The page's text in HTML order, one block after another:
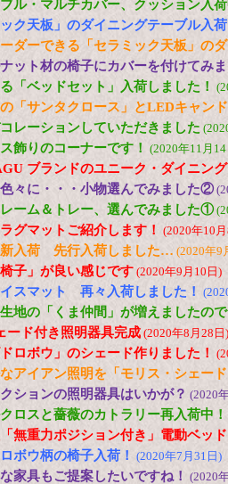
ル・マルチカバー、クッション入
ック天板」のダイニングテーブル入
ダーできる「セラミック天板」の
ット材の椅子にカバーを付けてみ
「ベッドセット」入荷しました！
「サンタクロース」とLEDキャン
レーションしていただきました
飾りのコーナーです！ (2020年11月
ブランドのユニーク・ダイニン
々に・・・小物選んでみました②
ーム＆トレー、選んでみました①
グマットご紹介します！ (2020年10
新入荷 先行入荷しました… (2020年9
子」が良い感じです (2020年9月10日)
スマット 再々入荷しました！
地の「くま仲間」が増えましたの
ード付き照明器具完成 (2020年8月28日)
ドロボウ」のシェード作りました！
アイアン照明を「モリス・シェー
ションの照明器具はいかが？ (2020
ロスと薔薇のカトラリー再入荷中！
無重力ポジション付き」電動ベッ
ボウ柄の椅子入荷！ (2020年7月31日)
家具もご提案したいですね！ (2020